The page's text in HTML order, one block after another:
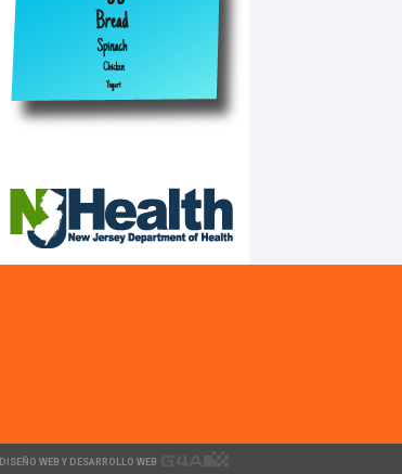
DISEÑO WEB Y DESARROLLO WEB